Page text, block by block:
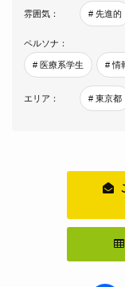
雰囲気： # 先進的
ペルソナ：
# 医療系学生 # 情
エリア： # 東京都